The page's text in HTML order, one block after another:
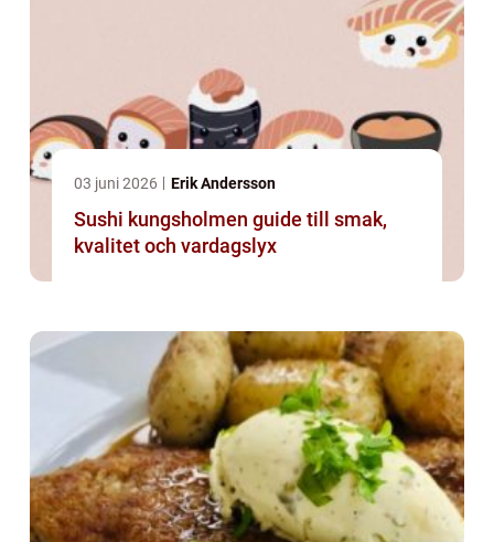
03 juni 2026 Erik Andersson
Sushi kungsholmen guide till smak,
kvalitet och vardagslyx